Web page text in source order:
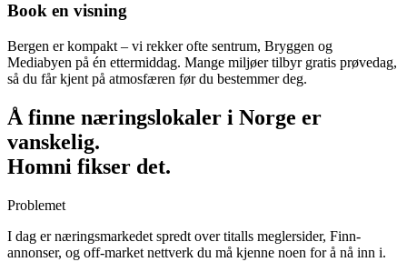
Book en visning
Bergen er kompakt – vi rekker ofte sentrum, Bryggen og
Mediabyen på én ettermiddag. Mange miljøer tilbyr gratis prøvedag,
så du får kjent på atmosfæren før du bestemmer deg.
Å finne næringslokaler i Norge er
vanskelig.
Homni fikser det.
Problemet
I dag er næringsmarkedet spredt over titalls meglersider, Finn-
annonser, og off-market nettverk du må kjenne noen for å nå inn i.